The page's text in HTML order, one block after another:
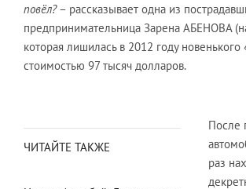
повёл?– рассказывает одна из
предпринимательница Зарена АБЕНОВА
которая лишилась в 2012 году новенького
стоимостью 97 тысяч долларов.
ЧИТАЙТЕ ТАКЖЕ
После
раз